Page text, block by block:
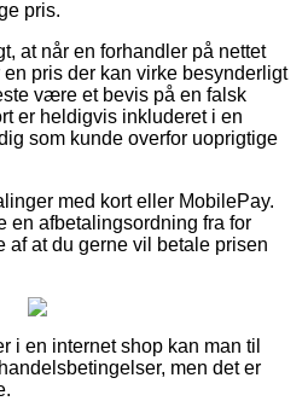
pris.
at når en forhandler på nettet
pris der kan virke besynderligt
være et bevis på en falsk
er heldigvis inkluderet i en
som kunde overfor uoprigtige
med kort eller MobilePay.
afbetalingsordning fra for
at du gerne vil betale prisen
i en internet shop kan man til
men det er